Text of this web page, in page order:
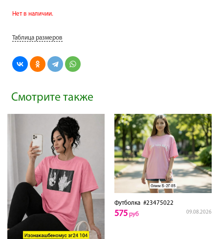
Нет в наличии.
Таблица размеров
Смотрите также
Футболка #23475022
09.08.2026
575 руб